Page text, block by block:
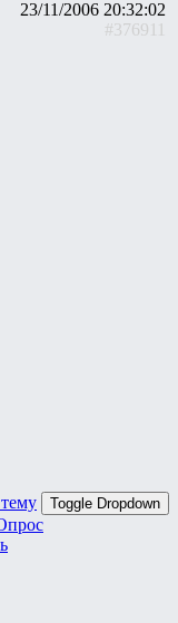
23/11/2006 20:32:02
#376911
Toggle Dropdown